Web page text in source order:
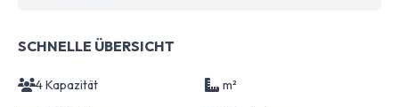
SCHNELLE ÜBERSICHT
4 Kapazität
m²